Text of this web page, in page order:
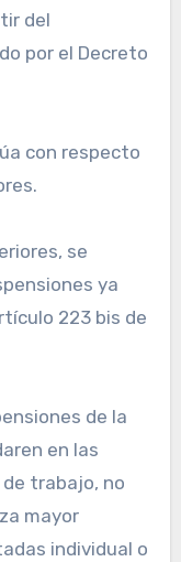
del
por el Decreto
con respecto
se
ya
223 bis de
de la
en las
trabajo, no
mayor
individual o